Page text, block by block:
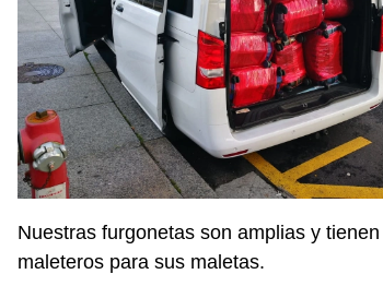
Nuestras furgonetas son amplias y
maleteros para sus maletas.